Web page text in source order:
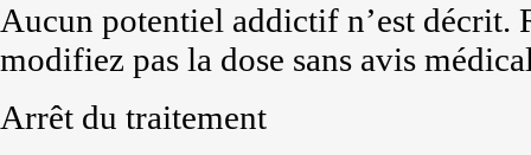
Aucun potentiel addictif n’est décrit.
modifiez pas la dose sans avis
Arrêt du traitement